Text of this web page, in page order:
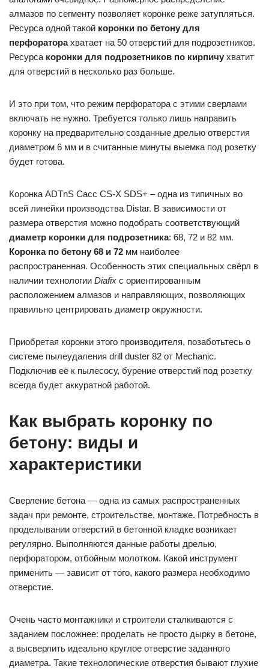
алмазов по сегменту позволяет коронке реже затупляться.
Ресурса одной такой коронки по бетону для
перфораторахватает на 50 отверстий для подрозетников.
Ресурса коронки для подрозетников по кирпичу хватит
для отверстий в несколько раз больше.
И это при том, что режим перфоратора с этими сверлами
включать не нужно. Требуется только лишь направить
коронку на предварительно созданные дрелью отверстия
диаметром 6 мм и в считанные минуты выемка под розетку
будет готова.
Коронка ADTnS Cacc CS-X SDS+ – одна из типичных во
всей линейки производства Distar. В зависимости от
размера отверстия можно подобрать соответствующий
диаметр коронки для подрозетника: 68, 72 и 82 мм.
Коронка по бетону 68 и 72 мм наиболее
распространенная. Особенность этих специальных свёрл в
наличии технологии Diafix с ориентированным
расположением алмазов и направляющих, позволяющих
правильно центрировать диаметр окружности.
Приобретая коронки этого производителя, позаботьтесь о
системе пылеудаления drill duster 82 от Mechanic.
Подключив её к пылесосу, бурение отверстий под розетку
всегда будет аккуратной работой.
Как выбрать коронку по
бетону: виды и
характеристики
Сверление бетона — одна из самых распространенных
задач при ремонте, строительстве, монтаже. Потребность в
проделывании отверстий в бетонной кладке возникает
регулярно. Выполняются данные работы дрелью,
перфоратором, отбойным молотком. Какой инструмент
применить — зависит от того, какого размера необходимо
отверстие.
Очень часто монтажники и строители сталкиваются с
заданием посложнее: проделать не просто дырку в бетоне,
а высверлить идеально круглое отверстие заданного
диаметра. Такие технологические отверстия бывают глухие